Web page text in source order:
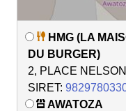
HMG (LA
DU BURGER)
2, PLACE
SIRET:
AWATOZA